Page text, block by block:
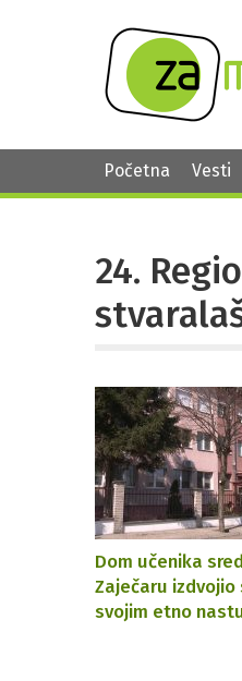
Početna Vesti
24.
Dom učenika
Zaječaru izdvojio
svojim etno